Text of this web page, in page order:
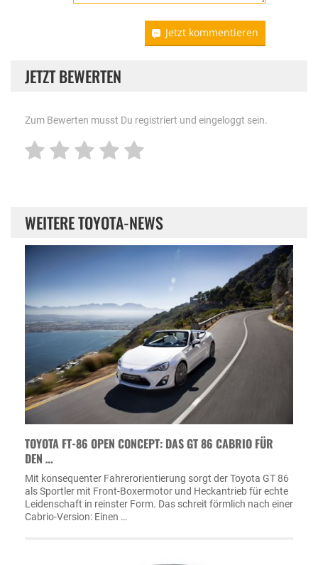
Jetzt kommentieren
JETZT BEWERTEN
Zum Bewerten musst Du registriert und eingeloggt sein.
WEITERE TOYOTA-NEWS
TOYOTA FT-86 OPEN CONCEPT: DAS GT 86 CABRIO FÜR
DEN …
Mit konsequenter Fahrerorientierung sorgt der Toyota GT 86
als Sportler mit Front-Boxermotor und Heckantrieb für echte
Leidenschaft in reinster Form. Das schreit förmlich nach einer
Cabrio-Version: Einen …